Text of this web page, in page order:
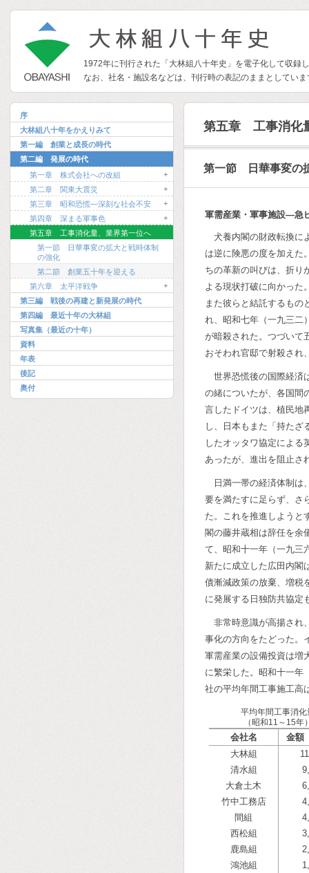
1972年に刊行された「大林組八十年史」を電子化して収録
なお、社名・施設名などは、刊行時の表記のままとしてい
序
大林組八十年をかえりみて
第一編 創業と成長の時代
第二編 発展の時代
第一章 株式会社への改組
+
第二章 関東大震災
+
第三章 昭和恐慌―深刻な社会不安
+
第四章 深まる軍事色
+
第五章 工事消化量、業界第一位へ
第一節 日華事変の拡大と戦時体制
の強化
第二節 創業五十年を迎える
第六章 太平洋戦争
+
第三編 戦後の再建と新発展の時代
第四編 最近十年の大林組
写真集（最近の十年）
資料
年表
後記
奥付
第五章 工事消化
第一節 日華事変の
軍需産業・軍事施設―急
犬養内閣の財政転換に
は逆に険悪の度を加えた
ちの革新の叫びは、折り
よる現状打破に向かった
また彼らと結託するもの
れ、昭和七年（一九三二
が暗殺された。つづいて
おそわれ官邸で射殺され
世界恐慌後の国際経済
の緒についたが、各国間
言したドイツは、植民地
し、日本もまた「持たざ
したオッタワ協定による
あったが、進出を阻止さ
日満一帯の経済体制は
要を満たすに足らず、さ
た。これを推進しようと
閣の藤井蔵相は辞任を余
て、昭和十一年（一九三
新たに成立した広田内閣
債漸減政策の放棄、増税
に発展する日独防共協定
非常時意識が高揚され
事化の方向をたどった。
軍需産業の設備投資は増
に繁栄した。昭和十一年
社の平均年間工事施工高
平均年間工事消化
（昭和11～15年
会社名
金額
大林組
清水組
大倉土木
竹中工務店
間組
西松組
鹿島組
鴻池組